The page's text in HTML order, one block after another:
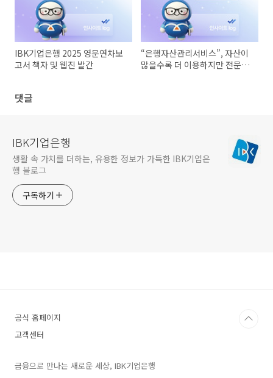
IBK기업은행 2025 영문연차보
고서 책자 및 웹진 발간
“은행자산관리서비스”, 자산이
많을수록 더 이용하지만 전문성
댓글
IBK기업은행
생활 속 가치를 더하는, 유용한 정보가 가득한 IBK기업은
행 블로그
구독하기
공식 홈페이지
고객센터
금융으로 만나는 새로운 세상, IBK기업은행